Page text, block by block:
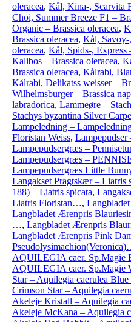
oleracea, Kål, Kina-, Scarvita
Choi, Summer Breeze F1 –
Organic – Brassica oleracea,
Brassica oleracea, Kål, Savoy-
oleracea, Kål, Spids-, Express
Kalibos – Brassica oleracea,
Brassica oleracea, Kålrabi,
Kålrabi, Delikatss weisser –
Wilhelmsburger – Brassica
labradorica, Lammeøre –
Stachys byzantina Silver
Lampeledning –
Floristan Weiss,
Lampepudsergræs –
Lampepudsergræs –
Lampepudsergræs Little
Langakset Pragtskær – Liatris
188) – Liatris spicata,
Liatris Floristan…,
Langbladet Ærenpris
…, Langbladet Ærenpris
Langbladet Ærenpris Pink
AQUILEGIA caer. Sp.Magie
AQUILEGIA caer. Sp.Magie
Star – Aquilegia caerulea Blue
Crimson Star – Aquilegia
Akeleje Kristall – Aquilegia
Akeleje McKana – Aquilegia